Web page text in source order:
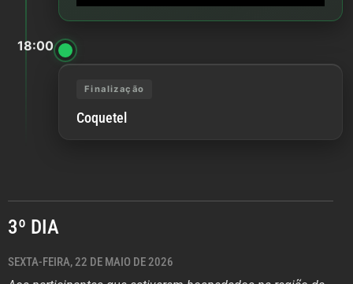
18:00
Finalização
Coquetel
3º DIA
SEXTA-FEIRA, 22 DE MAIO DE 2026